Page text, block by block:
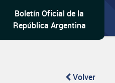
Boletín Oficial de la
República Argentina
Volver